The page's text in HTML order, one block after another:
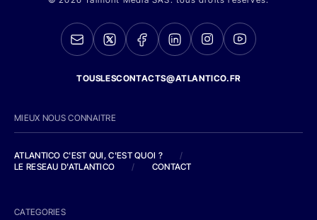
TOUSLESCONTACTS@ATLANTICO.FR
MIEUX NOUS CONNAITRE
ATLANTICO C'EST QUI, C'EST QUOI ?
/
LE RESEAU D'ATLANTICO
/ CONTACT
CATEGORIES